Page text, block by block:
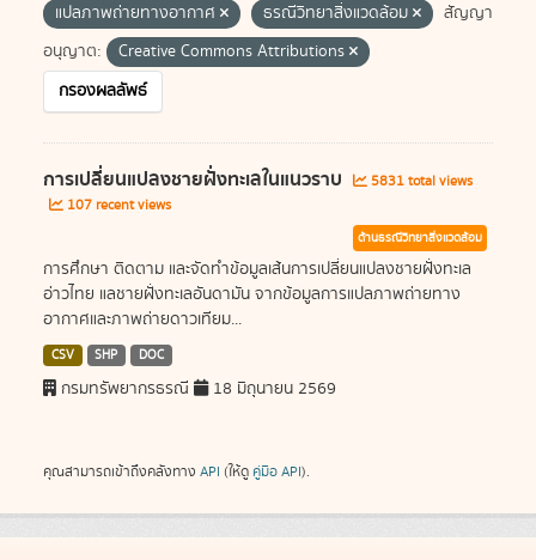
แปลภาพถ่ายทางอากาศ
ธรณีวิทยาสิ่งแวดล้อม
สัญญา
อนุญาต:
Creative Commons Attributions
กรองผลลัพธ์
การเปลี่ยนแปลงชายฝั่งทะเลในแนวราบ
5831 total views
107 recent views
ด้านธรณีวิทยาสิ่งแวดล้อม
การศึกษา ติดตาม และจัดทำข้อมูลเส้นการเปลี่ยนแปลงชายฝั่งทะเล
อ่าวไทย แลชายฝั่งทะเลอันดามัน จากข้อมูลการแปลภาพถ่ายทาง
อากาศและภาพถ่ายดาวเทียม...
CSV SHP DOC
กรมทรัพยากรธรณี 18 มิถุนายน 2569
คุณสามารถเข้าถึงคลังทาง API (ให้ดู คู่มือ API).